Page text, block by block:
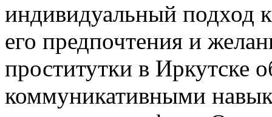
индивидуальный подход
его предпочтения и
проститутки в Иркутске
коммуникативными